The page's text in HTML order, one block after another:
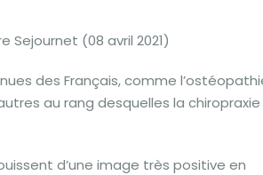
Sejournet (08 avril 2021)
des Français, comme
au rang desquelles la
d’une image très positive en